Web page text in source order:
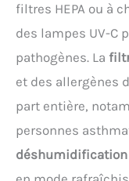
filtres HEPA ou à
des lampes UV-C
pathogènes. La
et des allergènes
part entière,
personnes
déshumidification